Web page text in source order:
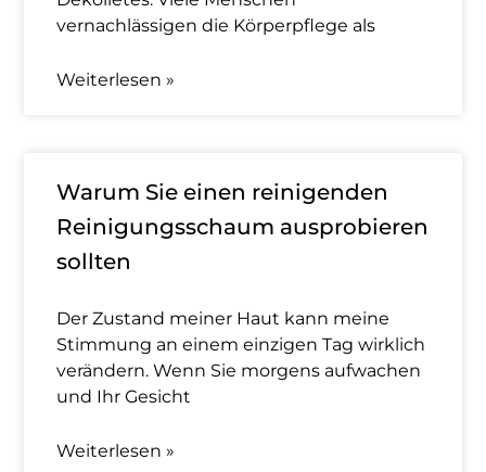
vernachlässigen die Körperpflege als
Weiterlesen »
Warum Sie einen reinigenden
Reinigungsschaum ausprobieren
sollten
Der Zustand meiner Haut kann meine
Stimmung an einem einzigen Tag wirklich
verändern. Wenn Sie morgens aufwachen
und Ihr Gesicht
Weiterlesen »